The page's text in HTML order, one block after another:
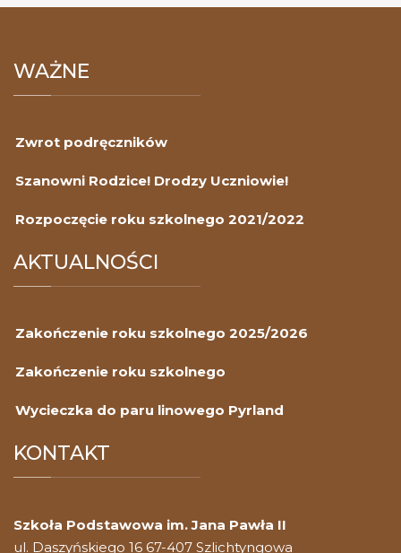
WAŻNE
Zwrot podręczników
Szanowni Rodzice! Drodzy Uczniowie!
Rozpoczęcie roku szkolnego 2021/2022
AKTUALNOŚCI
Zakończenie roku szkolnego 2025/2026
Zakończenie roku szkolnego
Wycieczka do paru linowego Pyrland
KONTAKT
Szkoła Podstawowa im. Jana Pawła II
ul. Daszyńskiego 16 67-407 Szlichtyngowa